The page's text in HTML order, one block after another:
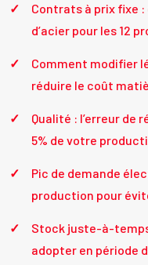
Contrats à prix fixe
d’acier pour les 12
Comment modifier
réduire le coût
Qualité : l’erreur de
5% de votre
Pic de demande
production pour
Stock juste-à-
adopter en période